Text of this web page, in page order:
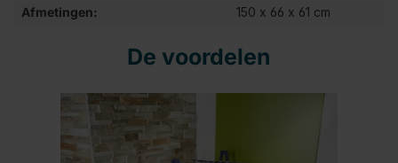
Afmetingen: 150 x 66 x 61 cm
De voordelen